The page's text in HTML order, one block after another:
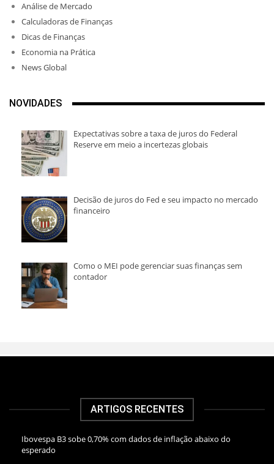
Análise de Mercado
Calculadoras de Finanças
Dicas de Finanças
Economia na Prática
News Global
NOVIDADES
Expectativas sobre a taxa de juros do Federal
Reserve em meio a incertezas globais
Decisão de juros do Fed e seu impacto no mercado
financeiro
Como o MEI pode gerenciar suas finanças sem
contador
ARTIGOS RECENTES
Ibovespa B3 sobe 0,70% com dados de inflação abaixo do
esperado